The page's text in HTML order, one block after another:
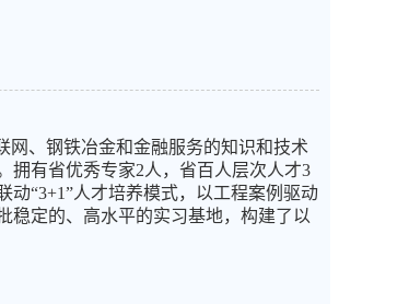
网、钢铁冶金和金融服务的知识和技术
拥有省优秀专家2人，省百人层次人才3
动“3+1”人才培养模式，以工程案例驱动
稳定的、高水平的实习基地，构建了以